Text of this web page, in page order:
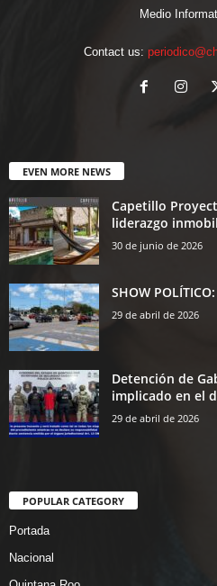
Medio
Contact us:
EVEN MORE NEWS
Capetillo
liderazgo
30 de junio de 2026
SHOW
29 de abril de 2026
Detención de
implicado en el
29 de abril de 2026
POPULAR CATEGORY
Portada
Nacional